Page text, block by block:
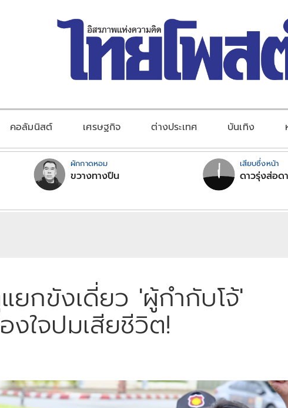
คอลัมนิสต์ เศรษฐกิจ ต่างประเทศ บันเทิง
ผักกาดหอม
ขวางทางปืน
เสียบซึ่งหน้า
ดาวรุ่งส่อด
ยกขังเดี่ยว 'ผู้กำกับโจ้'
งใจปมเสียชีวิต!